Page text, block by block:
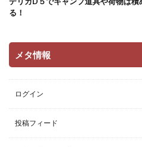
る！
メタ情報
ログイン
投稿フィード